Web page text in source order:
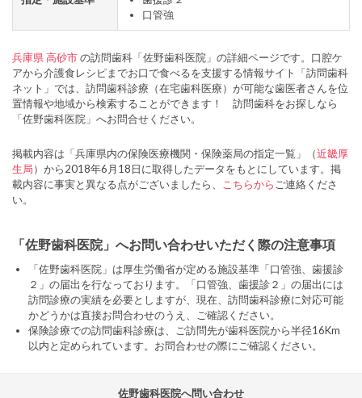
口管強
兵庫県 高砂市の訪問歯科「佐野歯科医院」の詳細ページです。口腔ケ
アから介護食レシピまでお口で食べるを支援する情報サイト「訪問歯科
ネット」では、訪問歯科診療（在宅歯科医療）が可能な歯医者さんを位
置情報や地域から検索することができます！ 訪問歯科をお探しなら
「佐野歯科医院」へお問合せください。
掲載内容は「兵庫県内の保険医療機関・保険薬局の指定一覧」（近畿厚
生局）から2018年6月18日に取得したデータをもとにしています。掲
載内容に事実と異なる点がございましたら、
こちらから ご連絡くださ
い。
「佐野歯科医院」へお問い合わせいただく際の注意事項
「佐野歯科医院」は厚生労働省が定める施設基準「口管強、歯援診
２」の届出を行なっております。「口管強、歯援診２」の届出には
訪問診療の実績を必要としますが、現在、訪問歯科診療に対応可能
かどうかは直接お問合わせのうえ、ご確認ください。
保険診療での訪問歯科診療は、ご訪問先が歯科医院から半径16Km
以内と定められています。お問合わせの際にご確認ください。
佐野歯科医院へ問い合わせ